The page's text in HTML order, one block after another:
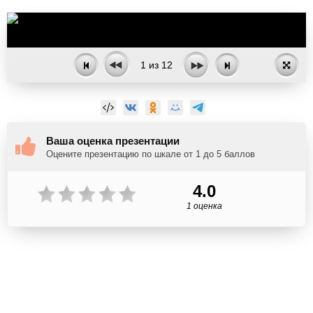
1 из 12
Ваша оценка презентации
Оцените презентацию по шкале от 1 до 5 баллов
4.0
1 оценка